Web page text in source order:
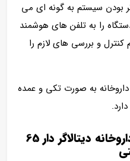
بودن سیستم به گونه ای می
را به تلفن های هوشمند
کنترل و بررسی های لازم را
داروخانه به صورت تکی و عمده
مشخصات فنی یخچال داروخانه دیتالاگر دار 65